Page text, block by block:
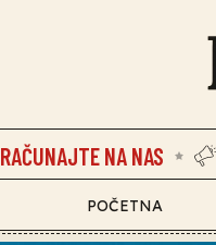
RAČUNAJTE NA NAS
POČETNA